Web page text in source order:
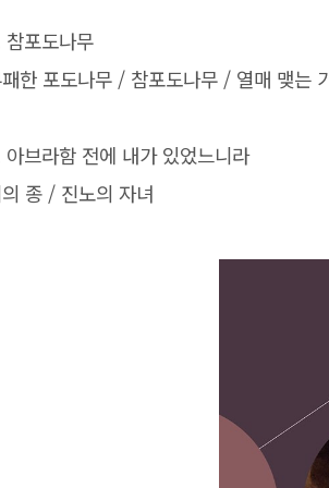
참포도나무
한 포도나무 / 참포도나무 / 열매 맺는
아브라함 전에 내가 있었느니라
종 / 진노의 자녀